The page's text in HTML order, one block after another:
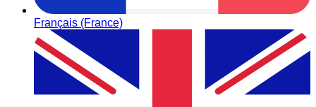
Français (France)